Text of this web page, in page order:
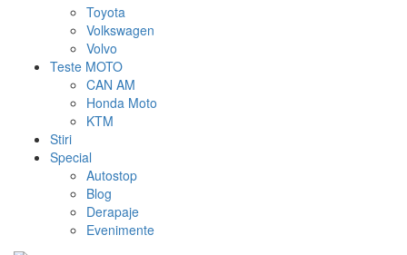
Toyota
Volkswagen
Volvo
Teste MOTO
CAN AM
Honda Moto
KTM
Stiri
Special
Autostop
Blog
Derapaje
Evenimente